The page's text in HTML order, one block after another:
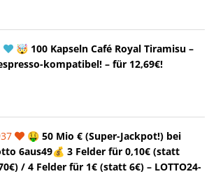
🤯 100 Kapseln Café Royal Tiramisu –
kompatibel! – für 12,69€!
🤑 50 Mio € (Super-Jackpot!) bei
6aus49💰 3 Felder für 0,10€ (statt
/ 4 Felder für 1€ (statt 6€) – LOTTO24-